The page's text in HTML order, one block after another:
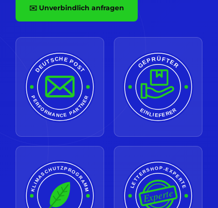
✉️ Unverbindlich anfragen
DEUTSCHE POST
PERFORMANCE PARTNER
GEPRÜFTER
EINLIEFERER
KLIMASCHUTZPROGRAMM LETTERSHOP-EXPERTE
Experte